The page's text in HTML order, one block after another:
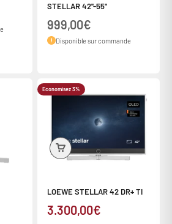
STELLAR 42''-55''
Prix de vente
999,00€
Disponible sur commande
Economisez 3%
LOEWE STELLAR 42 DR+ TI
Prix de vente
3.300,00€